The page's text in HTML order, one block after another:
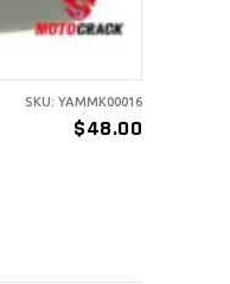
$48.00
SKU: YAMMK00016